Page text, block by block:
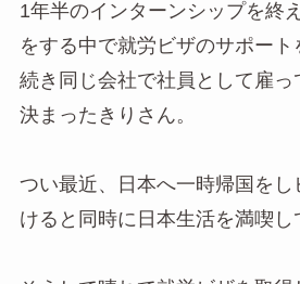
1年半のインターンシップを終
をする中で就労ビザのサポート
続き同じ会社で社員として雇
決まったきりさん。
つい最近、日本へ一時帰国をし
けると同時に日本生活を満喫し